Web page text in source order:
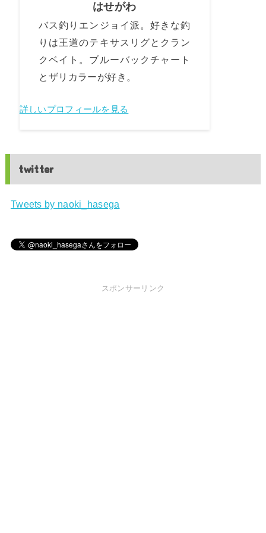
はせがわ
バス釣りエンジョイ派。好きな釣
りは王道のテキサスリグとクラン
クベイト。ブルーバックチャート
とザリカラーが好き。
詳しいプロフィールを見る
twitter
Tweets by naoki_hasega
スポンサーリンク